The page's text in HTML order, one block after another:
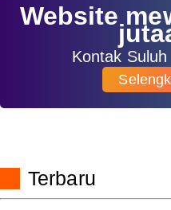
Website
Kontak
Terbaru